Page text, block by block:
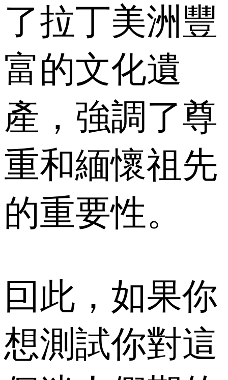
了拉丁美洲豐
富的文化遺
產，強調了尊
重和緬懷祖先
的重要性。
囙此，如果你
想測試你對這